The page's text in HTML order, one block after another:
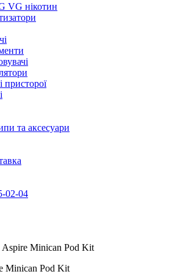
VG нікотин
присторої
та аксесуари
02-04
Minican Pod Kit
Minican Pod Kit